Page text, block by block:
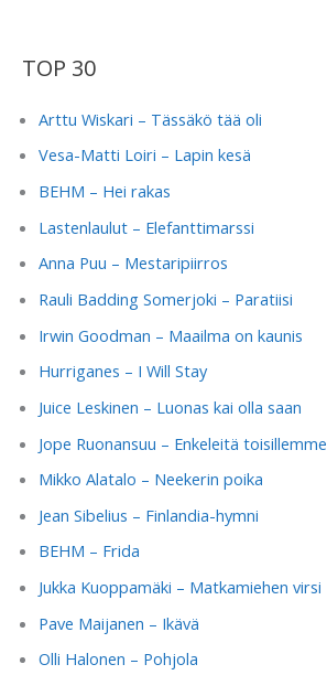
TOP 30
Arttu Wiskari – Tässäkö tää oli
Vesa-Matti Loiri – Lapin kesä
BEHM – Hei rakas
Lastenlaulut – Elefanttimarssi
Anna Puu – Mestaripiirros
Rauli Badding Somerjoki – Paratiisi
Irwin Goodman – Maailma on kaunis
Hurriganes – I Will Stay
Juice Leskinen – Luonas kai olla saan
Jope Ruonansuu – Enkeleitä toisillemme
Mikko Alatalo – Neekerin poika
Jean Sibelius – Finlandia-hymni
BEHM – Frida
Jukka Kuoppamäki – Matkamiehen virsi
Pave Maijanen – Ikävä
Olli Halonen – Pohjola